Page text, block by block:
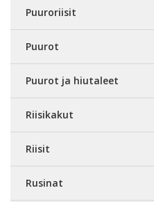
Puuroriisit
Puurot
Puurot ja hiutaleet
Riisikakut
Riisit
Rusinat